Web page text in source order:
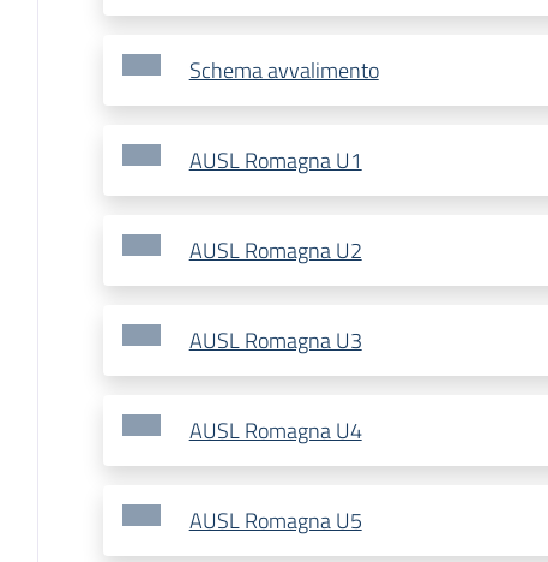
Schema avvalimento
AUSL Romagna U1
AUSL Romagna U2
AUSL Romagna U3
AUSL Romagna U4
AUSL Romagna U5